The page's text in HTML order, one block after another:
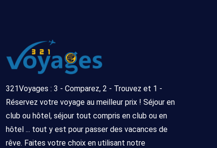
321Voyages : 3 - Comparez, 2 - Trouvez et 1 -
Réservez votre voyage au meilleur prix ! Séjour en
club ou hôtel, séjour tout compris en club ou en
hôtel ... tout y est pour passer des vacances de
rêve. Faites votre choix en utilisant notre